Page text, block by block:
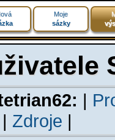
Moje
sázky
|
| Zdroje |